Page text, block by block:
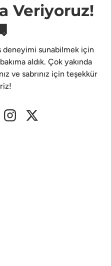
Veriyoruz!
deneyimi sunabilmek için
aldık. Çok yakında
ve sabrınız için teşekkür
InstagramTwitter